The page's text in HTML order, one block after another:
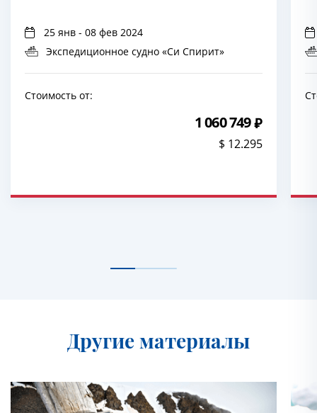
25 янв - 08 фев 2024
Экспедиционное судно «Си Спирит»
Стоимость от:
1 060 749
$ 12.295
Другие материалы